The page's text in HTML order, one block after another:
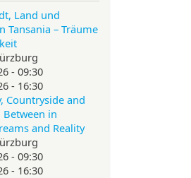
Land und
Tansania – Träume
- 09:30
- 16:30
Countryside and
Between in
and Reality
- 09:30
- 16:30